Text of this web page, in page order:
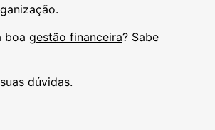
boa gestão financeira? Sabe
dúvidas.